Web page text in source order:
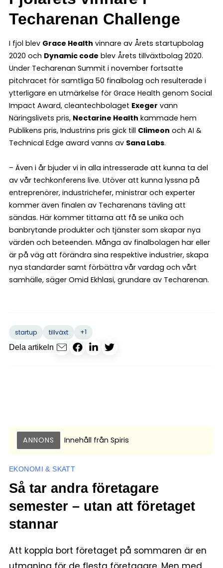
Techarenan Challenge
I fjol blev Grace Health vinnare av Årets startupbolag
2020 och Dynamic code blev Årets tillväxtbolag 2020.
Under Techarenan Summit i november fortsatte
pitchracet för samtliga 50 finalbolag och resulterade i
ytterligare en utmärkelse för Grace Health genom Social
Impact Award, cleantechbolaget Exeger vann
Näringslivets pris, Nectarine Health kammade hem
Publikens pris, Industrins pris gick till Climeon och AI &
Technical Edge award vanns av Sana Labs.
– Även i år bjuder vi in alla intresserade att kunna ta del
av vår techkonferens live. Utöver att kunna lyssna på
entreprenörer, industrichefer, ministrar och experter
kommer även finalen av Techarenans tävling att
sändas. Här kommer tittarna att få se unika och
banbrytande produkter och tjänster som skapar nya
värden och beteenden. Många av finalbolagen har eller
är på väg att förändra sina respektive industrier, skapa
nya standarder samt förbättra vår vardag och vårt
samhälle, säger Omid Ekhlasi, grundare av Techarenan.
startup tillväxt
+1
Dela artikeln
ANNONS Innehåll från Spiris
EKONOMI & SKATT
Så tar andra företagare
semester – utan att företaget
stannar
Att koppla bort företaget på sommaren är en